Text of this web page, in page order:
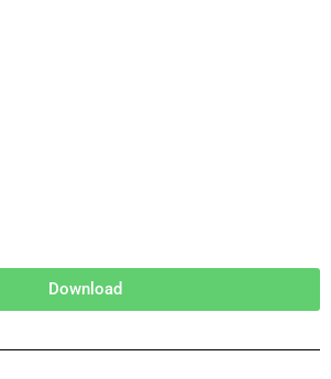
Download